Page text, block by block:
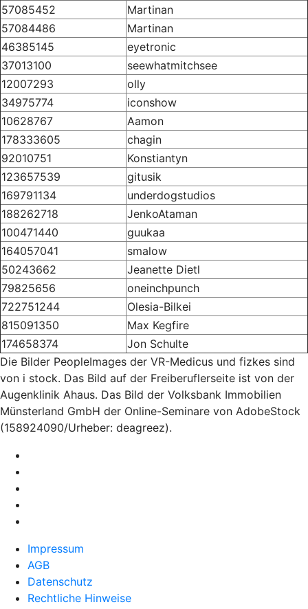
57085452
Martinan
57084486
Martinan
46385145
eyetronic
37013100
seewhatmitchsee
12007293
olly
34975774
iconshow
10628767
Aamon
178333605
chagin
92010751
Konstiantyn
123657539
gitusik
169791134
underdogstudios
188262718
JenkoAtaman
100471440
guukaa
164057041
smalow
50243662
Jeanette Dietl
79825656
oneinchpunch
722751244
Olesia-Bilkei
815091350
Max Kegfire
174658374
Jon Schulte
Die Bilder PeopleImages der VR-Medicus und fizkes sind
von i stock. Das Bild auf der Freiberuflerseite ist von der
Augenklinik Ahaus. Das Bild der Volksbank Immobilien
Münsterland GmbH der Online-Seminare von AdobeStock
(158924090/Urheber: deagreez).
Impressum
AGB
Datenschutz
Rechtliche Hinweise